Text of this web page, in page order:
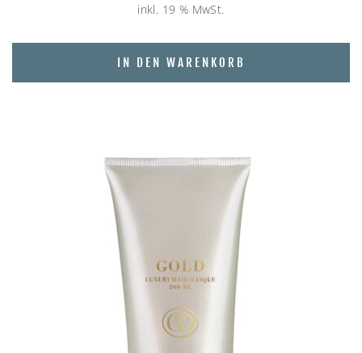
inkl. 19 % MwSt.
IN DEN WARENKORB